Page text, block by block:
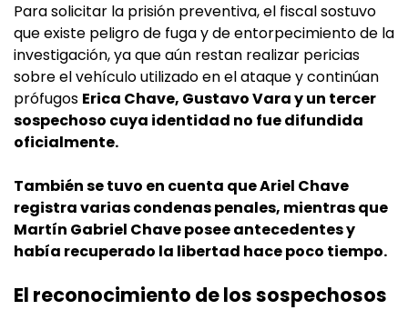
Para solicitar la prisión preventiva, el fiscal sostuvo
que existe peligro de fuga y de entorpecimiento de la
investigación, ya que aún restan realizar pericias
sobre el vehículo utilizado en el ataque y continúan
prófugos Erica Chave, Gustavo Vara y un tercer
sospechoso cuya identidad no fue difundida
oficialmente.
También se tuvo en cuenta que Ariel Chave
registra varias condenas penales, mientras que
Martín Gabriel Chave posee antecedentes y
había recuperado la libertad hace poco tiempo.
El reconocimiento de los sospechosos